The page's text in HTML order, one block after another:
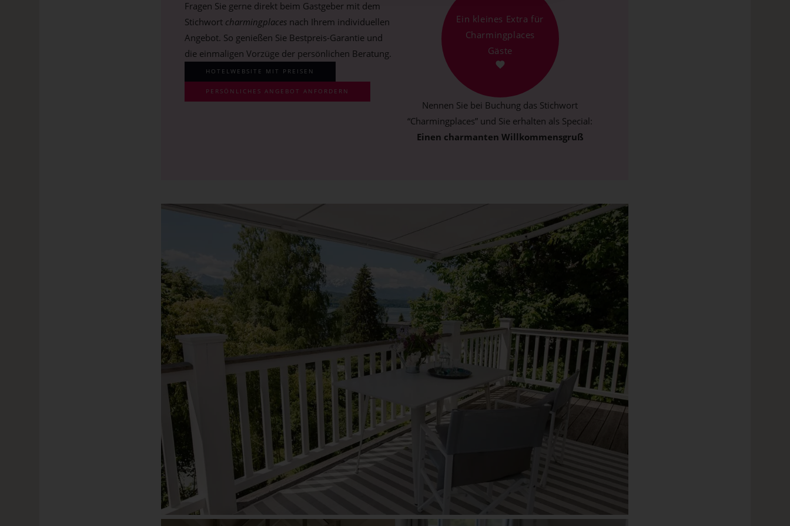
Fragen Sie gerne direkt beim Gastgeber mit dem
Stichwort charmingplaces nach Ihrem individuellen
Angebot. So genießen Sie Bestpreis-Garantie und
die einmaligen Vorzüge der persönlichen Beratung.
HOTELWEBSITE MIT PREISEN
PERSÖNLICHES ANGEBOT ANFORDERN
Ein kleines Extra für
Charmingplaces
Gäste
Nennen Sie bei Buchung das Stichwort
“Charmingplaces” und Sie erhalten als Special:
Einen charmanten Willkommensgruß